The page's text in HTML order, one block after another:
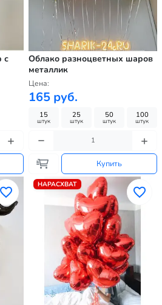
с
Облако разноцветных шаров
металлик
Цена:
165 руб.
15
штук
25
штук
50
штук
100
штук
Купить
НАРАСХВАТ